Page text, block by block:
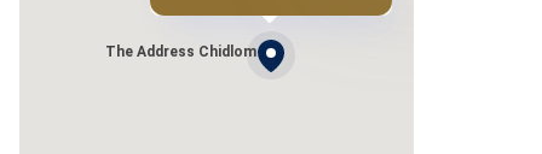
The Address Chidlom